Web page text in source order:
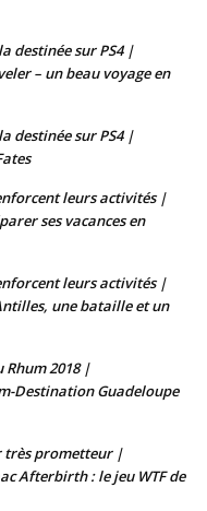
destinée sur PS4 |
– un beau voyage en
destinée sur PS4 |
leurs activités |
ses vacances en
leurs activités |
une bataille et un
Rhum 2018 |
Destination Guadeloupe
très prometteur |
Afterbirth : le jeu WTF de